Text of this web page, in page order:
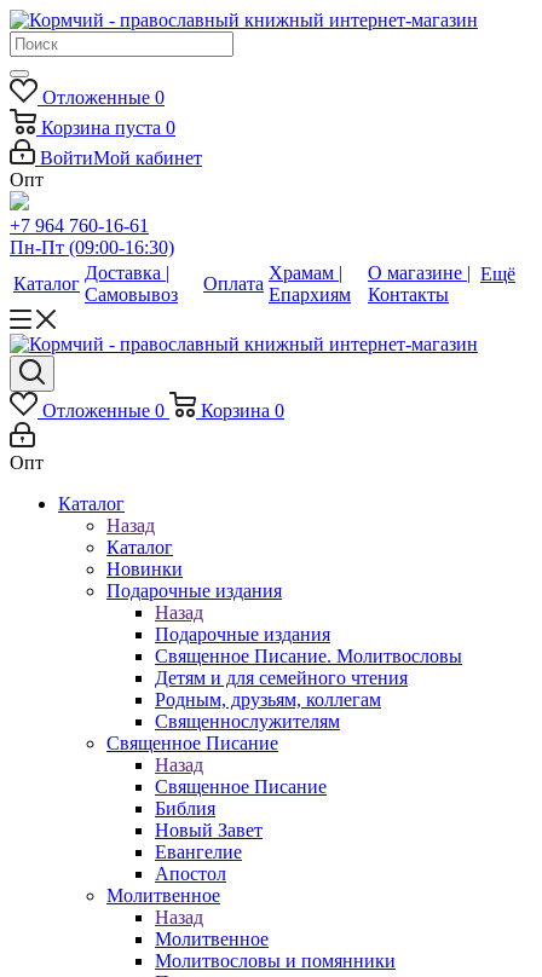
Отложенные 0
Корзина пуста 0
ВойтиМой кабинет
Опт
+7 964 760-16-61
Пн-Пт (09:00-16:30)
Каталог
Доставка |
Самовывоз
Оплата
Храмам |
Епархиям
О магазине |
Контакты
Ещё
Отложенные 0 Корзина 0
Опт
Каталог
Назад
Каталог
Новинки
Подарочные издания
Назад
Подарочные издания
Священное Писание. Молитвословы
Детям и для семейного чтения
Родным, друзьям, коллегам
Священнослужителям
Священное Писание
Назад
Священное Писание
Библия
Новый Завет
Евангелие
Апостол
Молитвенное
Назад
Молитвенное
Молитвословы и помянники